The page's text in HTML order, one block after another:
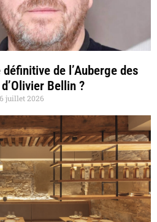
de l’Auberge des
Bellin ?
juillet 2026